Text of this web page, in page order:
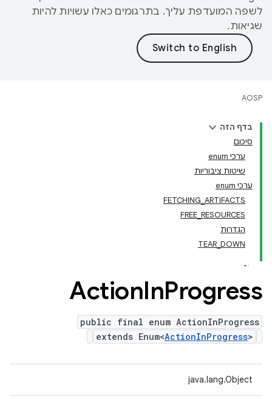
לשפה המועדפת עליך. בתרגומים כאלו עשויות להיות
שגיאות.
AOSP
בדף הזה
סיכום
ערכי enum
שיטות ציבוריות
ערכי enum
FETCHING_ARTIFACTS
FREE_RESOURCES
הגדרות
TEAR_DOWN
ActionInProgress
public final enum ActionInProgress
extends Enum<ActionInProgress>
java.lang.Object